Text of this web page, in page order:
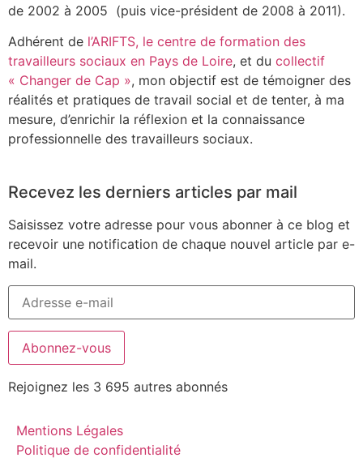
de 2002 à 2005 (puis vice-président de 2008 à 2011).
Adhérent de l’ARIFTS, le centre de formation des
travailleurs sociaux en Pays de Loire, et du collectif
« Changer de Cap », mon objectif est de témoigner des
réalités et pratiques de travail social et de tenter, à ma
mesure, d’enrichir la réflexion et la connaissance
professionnelle des travailleurs sociaux.
Recevez les derniers articles par mail
Saisissez votre adresse pour vous abonner à ce blog et
recevoir une notification de chaque nouvel article par e-
mail.
Abonnez-vous
Rejoignez les 3 695 autres abonnés
Mentions Légales
Politique de confidentialité